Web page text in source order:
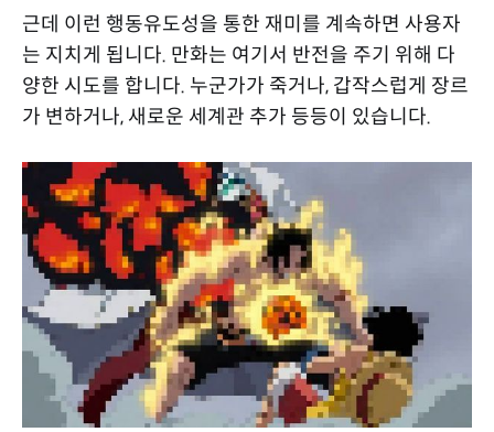
근데 이런 행동유도성을 통한 재미를 계속하면 사용자
는 지치게 됩니다. 만화는 여기서 반전을 주기 위해 다
양한 시도를 합니다. 누군가가 죽거나, 갑작스럽게 장르
가 변하거나, 새로운 세계관 추가 등등이 있습니다.